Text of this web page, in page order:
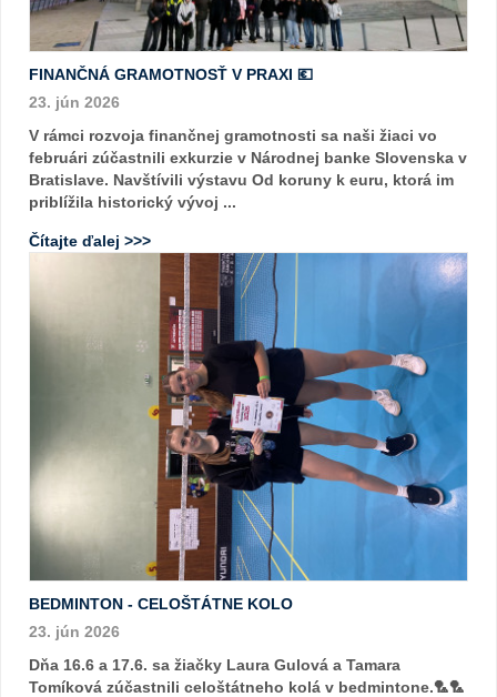
FINANČNÁ GRAMOTNOSŤ V PRAXI 💶
23. jún 2026
V rámci rozvoja finančnej gramotnosti sa naši žiaci vo
februári zúčastnili exkurzie v Národnej banke Slovenska v
Bratislave. Navštívili výstavu Od koruny k euru, ktorá im
priblížila historický vývoj ...
Čítajte ďalej >>>
BEDMINTON - CELOŠTÁTNE KOLO
23. jún 2026
Dňa 16.6 a 17.6. sa žiačky Laura Gulová a Tamara
Tomíková zúčastnili celoštátneho kolá v bedmintone.🏸🏸